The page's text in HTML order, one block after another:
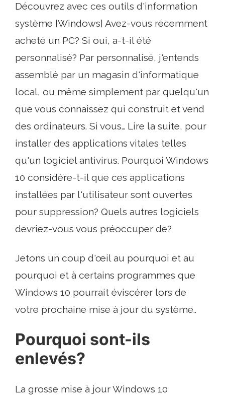
Découvrez avec ces outils d'information
système [Windows] Avez-vous récemment
acheté un PC? Si oui, a-t-il été
personnalisé? Par personnalisé, j'entends
assemblé par un magasin d'informatique
local, ou même simplement par quelqu'un
que vous connaissez qui construit et vend
des ordinateurs. Si vous… Lire la suite, pour
installer des applications vitales telles
qu'un logiciel antivirus. Pourquoi Windows
10 considère-t-il que ces applications
installées par l'utilisateur sont ouvertes
pour suppression? Quels autres logiciels
devriez-vous vous préoccuper de?
Jetons un coup d'œil au pourquoi et au
pourquoi et à certains programmes que
Windows 10 pourrait éviscérer lors de
votre prochaine mise à jour du système..
Pourquoi sont-ils
enlevés?
La grosse mise à jour Windows 10